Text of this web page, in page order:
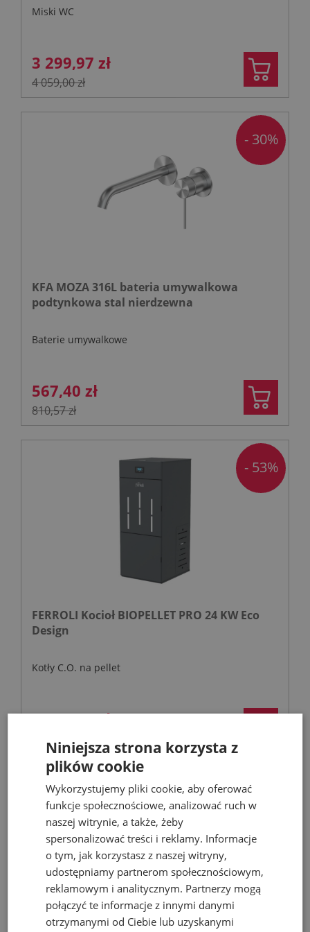
Miski WC
3 299,97 zł
4 059,00 zł
KFA MOZA 316L bateria umywalkowa
podtynkowa stal nierdzewna
Baterie umywalkowe
567,40 zł
810,57 zł
- 30%
FERROLI Kocioł BIOPELLET PRO 24 KW Eco
Design
Kotły C.O. na pellet
9 899,00 zł
21 068,67 zł
- 53%
- 35%
Niniejsza strona korzysta z
plików cookie
Wykorzystujemy pliki cookie, aby oferować
funkcje społecznościowe, analizować ruch w
naszej witrynie, a także, żeby
spersonalizować treści i reklamy. Informacje
o tym, jak korzystasz z naszej witryny,
udostępniamy partnerom społecznościowym,
reklamowym i analitycznym. Partnerzy mogą
połączyć te informacje z innymi danymi
otrzymanymi od Ciebie lub uzyskanymi